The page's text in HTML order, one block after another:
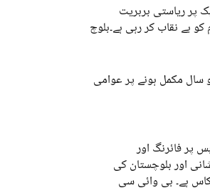
پر ریاستی بربریت
کو بے نقاب کر رہی ہے۔بلوچ
سال مکمل ہونے پر عوامی
پر فائرنگ اور
اور بلوچستان کی
ہے۔ بی وائی سی